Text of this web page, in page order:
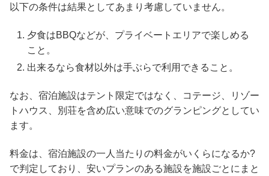
以下の条件は結果としてあまり考慮していません。
夕食はBBQなどが、プライベートエリアで楽しめる
こと。
出来るなら食材以外は手ぶらで利用できること。
なお、宿泊施設はテント限定ではなく、コテージ、リゾー
トハウス、別荘を含め広い意味でのグランピングとしてい
ます。
料金は、宿泊施設の一人当たりの料金がいくらになるか?
で判定しており、安いプランのある施設を施設ごとにまと